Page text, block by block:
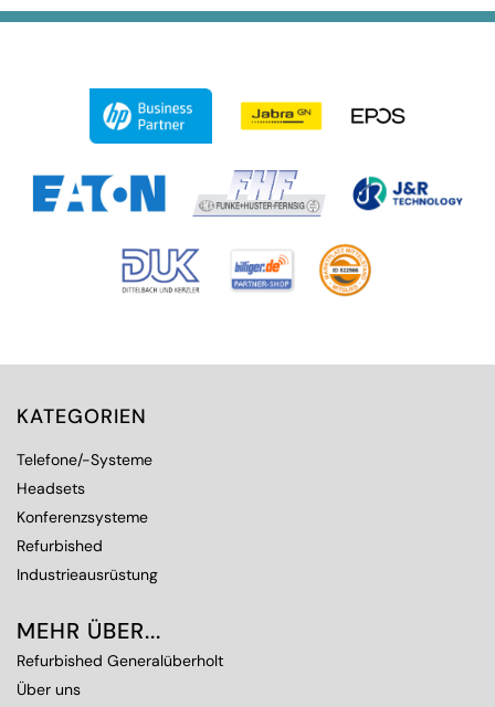
KATEGORIEN
Telefone/-Systeme
Headsets
Konferenzsysteme
Refurbished
Industrieausrüstung
MEHR ÜBER...
Refurbished Generalüberholt
Über uns